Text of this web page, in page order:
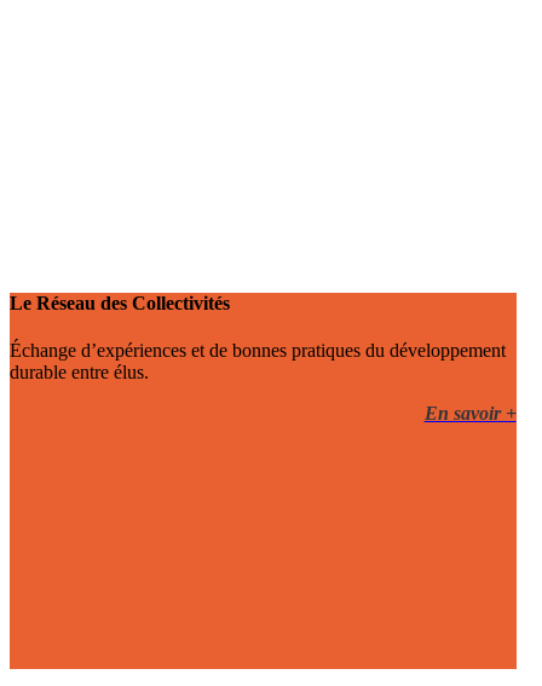
Le Réseau des Collectivités
Échange d’expériences et de bonnes pratiques du développement
durable entre élus.
En savoir +